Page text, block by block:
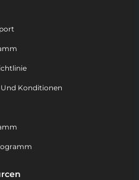
Konditionen